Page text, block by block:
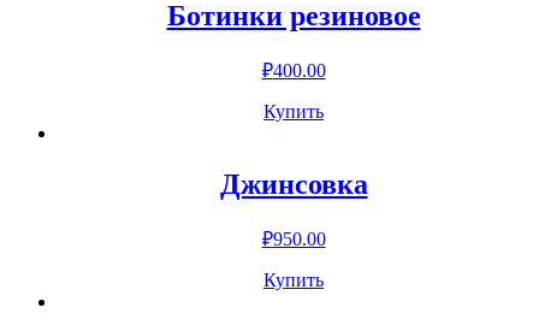
Ботинки резиновое
₽400.00
Купить
Джинсовка
₽950.00
Купить